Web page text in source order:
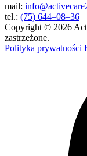
mail:
tel.: (75) 644–08–36
Copyright © 2026
zastrzeżone.
Polityka prywatności